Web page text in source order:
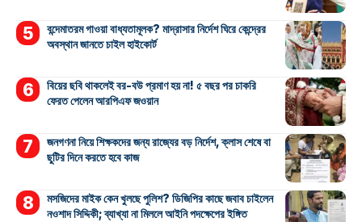
বন্দেমাতরম গাওয়া বাধ্যতামূলক? মাদ্রাসার নির্দেশ ঘিরে কেন্দ্রের
অবস্থান জানতে চাইল হাইকোর্ট
বিয়ের ছবি থাকলেই বর-বউ প্রমাণ হয় না! ৫ বছর পর চাকরি
ফেরত পেলেন আরপিএফ জওয়ান
জনগণনা নিয়ে শিক্ষকদের জন্য রাজ্যের বড় নির্দেশ, ক্লাস শেষে বা
ছুটির দিনে করতে হবে কাজ
মসজিদের মাইক কেন খুলছে পুলিশ? ডিজিপির কাছে জবাব চাইলেন
নওশাদ সিদ্দিকী; ব্যাখ্যা না মিললে আইনি পদক্ষেপের ইঙ্গিত